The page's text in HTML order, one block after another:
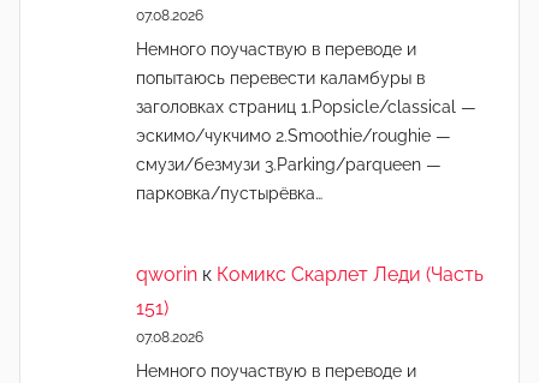
07.08.2026
Немного поучаствую в переводе и
попытаюсь перевести каламбуры в
заголовках страниц 1.Popsicle/classical —
эскимо/чукчимо 2.Smoothie/roughie —
смузи/безмузи 3.Parking/parqueen —
парковка/пустырёвка…
qworin к Комикс Скарлет Леди (Часть
151)
07.08.2026
Немного поучаствую в переводе и